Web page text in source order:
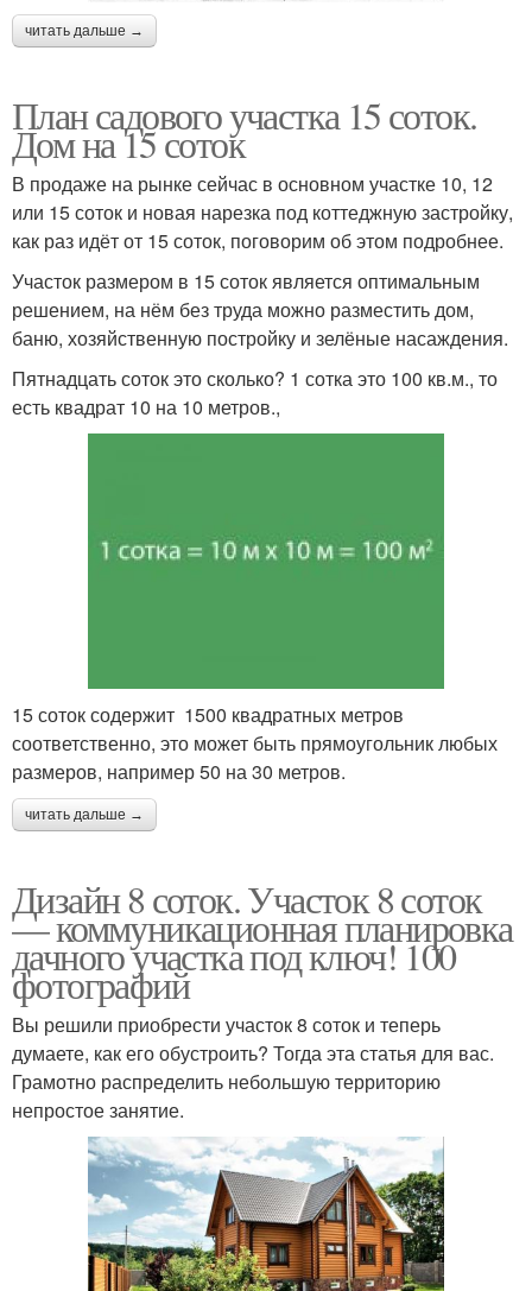
читать дальше →
План садового участка 15 соток.
Дом на 15 соток
В продаже на рынке сейчас в основном участке 10, 12
или 15 соток и новая нарезка под коттеджную застройку,
как раз идёт от 15 соток, поговорим об этом подробнее.
Участок размером в 15 соток является оптимальным
решением, на нём без труда можно разместить дом,
баню, хозяйственную постройку и зелёные насаждения.
Пятнадцать соток это сколько? 1 сотка это 100 кв.м., то
есть квадрат 10 на 10 метров.,
15 соток содержит 1500 квадратных метров
соответственно, это может быть прямоугольник любых
размеров, например 50 на 30 метров.
читать дальше →
Дизайн 8 соток. Участок 8 соток
— коммуникационная планировка
дачного участка под ключ! 100
фотографий
Вы решили приобрести участок 8 соток и теперь
думаете, как его обустроить? Тогда эта статья для вас.
Грамотно распределить небольшую территорию
непростое занятие.